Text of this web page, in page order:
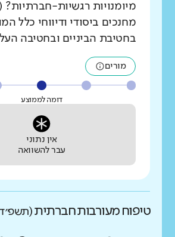
מיומנויות רגשיות-חברתיות?
מחנכים ביסודי ודיווחי כלל
בחטיבת הביניים ובחטיבה
מורים
דומה לממוצע
אין נתוני
עבר להשוואה
טיפוח מעורבות חברתית